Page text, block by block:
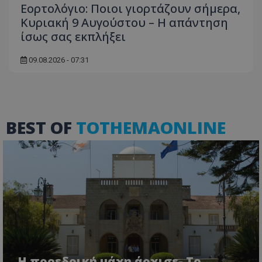
Εορτολόγιο: Ποιοι γιορτάζουν σήμερα,
Κυριακή 9 Αυγούστου – Η απάντηση
ίσως σας εκπλήξει
09.08.2026 - 07:31
BEST OF TOTHEMAONLINE
VISITOR_PRIVACY_METADATA
YouTube